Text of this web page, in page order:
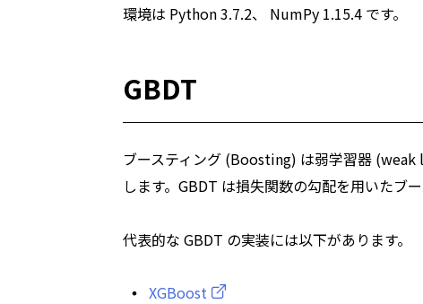
環境は Python 3.7.2、 NumPy 1.15.4 です。
GBDT
ブースティング (Boosting) は弱学習器
します。GBDT は損失関数の勾配を用いたブ
代表的な GBDT の実装には以下があります。
XGBoost